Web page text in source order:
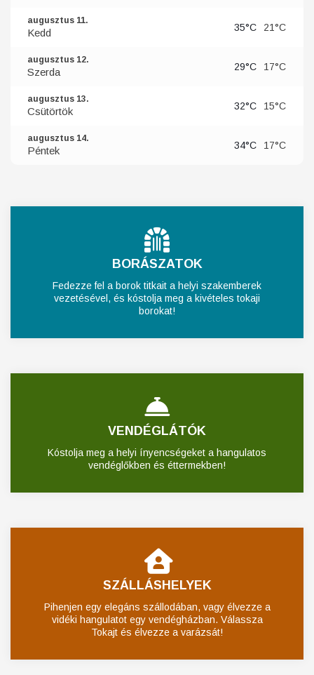
augusztus 11.
Kedd 35°C 21°C
augusztus 12.
Szerda 29°C 17°C
augusztus 13.
Csütörtök 32°C 15°C
augusztus 14.
Péntek 34°C 17°C
BORÁSZATOK
Fedezze fel a borok titkait a helyi szakemberek
vezetésével, és kóstolja meg a kivételes tokaji
borokat!
VENDÉGLÁTÓK
Kóstolja meg a helyi ínyencségeket a hangulatos
vendéglőkben és éttermekben!
SZÁLLÁSHELYEK
Pihenjen egy elegáns szállodában, vagy élvezze a
vidéki hangulatot egy vendégházban. Válassza
Tokajt és élvezze a varázsát!